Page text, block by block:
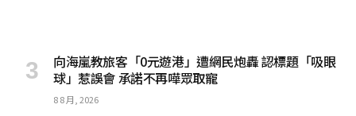
向海嵐教旅客「0元遊港」遭網民炮轟 認標題「吸眼
球」惹誤會 承諾不再嘩眾取寵
8 8 月, 2026